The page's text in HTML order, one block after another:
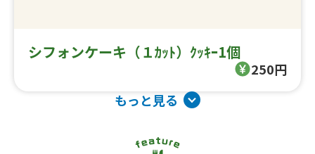
シフォンケーキ（１ｶｯﾄ）ｸｯｷｰ1個
250円
もっと見る